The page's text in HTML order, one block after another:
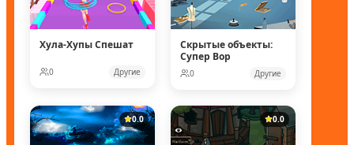
Хула-Хупы Спешат
0 Другие
Скрытые объекты:
Супер Вор
0 Другие
0.0 0.0